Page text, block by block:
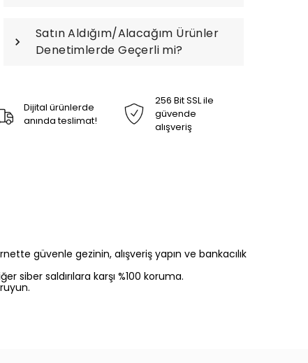
Satın Aldığım/Alacağım Ürünler
Denetimlerde Geçerli mi?
Dijital ürünlerde
anında teslimat!
256 Bit SSL ile
güvende
alışveriş
güvenle gezinin, alışveriş yapın ve bankacılık
siber saldırılara karşı %100 koruma.